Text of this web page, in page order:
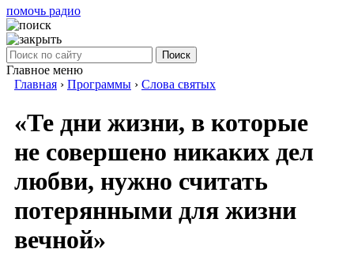
помочь радио
Поиск
Главное меню
Главная › Программы › Слова святых
«Те дни жизни, в которые
не совершено никаких дел
любви, нужно считать
потерянными для жизни
вечной»